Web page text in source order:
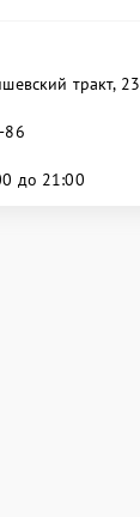
тракт, 23
86
до 21:00